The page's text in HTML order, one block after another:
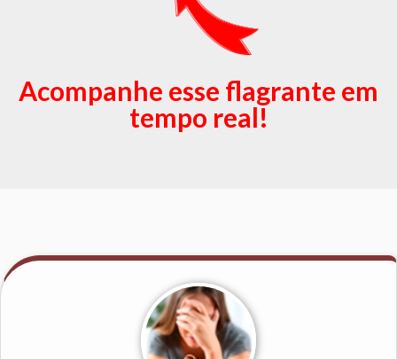
Acompanhe esse flagrante em
tempo real!